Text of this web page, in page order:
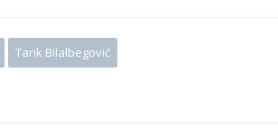
Tarik Bilalbegović